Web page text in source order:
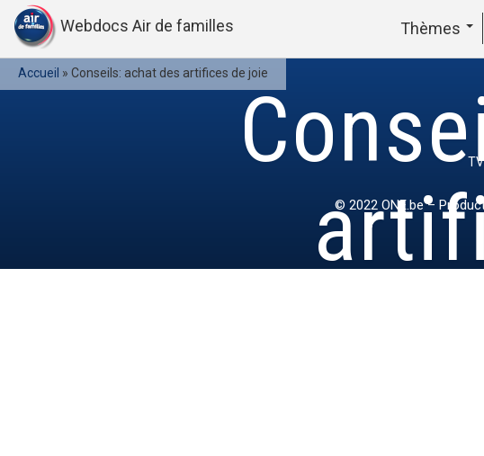
Webdocs Air de familles Thèmes
Accueil » Conseils: achat des artifices de joie
TV
© 2022 ONE.be–